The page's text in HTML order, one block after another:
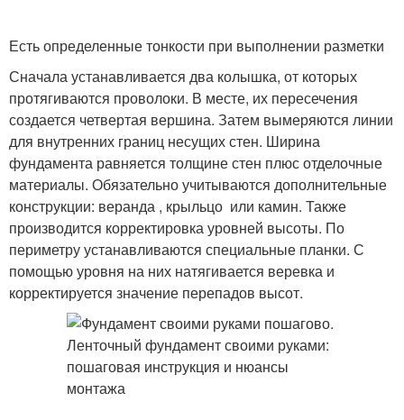
Есть определенные тонкости при выполнении разметки
Сначала устанавливается два колышка, от которых
протягиваются проволоки. В месте, их пересечения
создается четвертая вершина. Затем вымеряются линии
для внутренних границ несущих стен. Ширина
фундамента равняется толщине стен плюс отделочные
материалы. Обязательно учитываются дополнительные
конструкции: веранда , крыльцо или камин. Также
производится корректировка уровней высоты. По
периметру устанавливаются специальные планки. С
помощью уровня на них натягивается веревка и
корректируется значение перепадов высот.